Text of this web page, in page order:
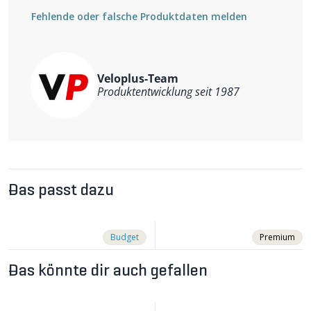
Gewicht 260g (BSA 68/107mm)
Fehlende oder falsche Produktdaten melden
Veloplus-Team
Produktentwicklung seit 1987
Das passt dazu
Budget Premium
Das könnte dir auch gefallen